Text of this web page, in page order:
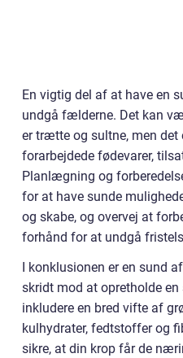
En vigtig del af at have en
undgå fælderne. Det kan
er trætte og sultne, men det
forarbejdede fødevarer,
Planlægning og
for at have sunde
og skabe, og overvej at
forhånd for at undgå
I konklusionen er en sund
skridt mod at opretholde
inkludere en bred vifte af
kulhydrater, fedtstoffer og
sikre, at din krop får de